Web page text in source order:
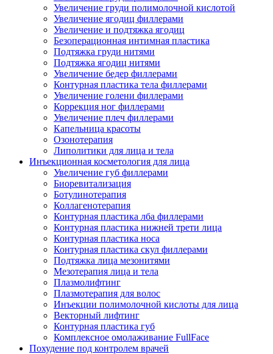
Увеличение груди полимолочной кислотой
Увеличение ягодиц филлерами
Увеличение и подтяжка ягодиц
Безоперационная интимная пластика
Подтяжка груди нитями
Подтяжка ягодиц нитями
Увеличение бедер филлерами
Контурная пластика тела филлерами
Увеличение голени филлерами
Коррекция ног филлерами
Увеличение плеч филлерами
Капельница красоты
Озонотерапия
Липолитики для лица и тела
Инъекционная косметология для лица
Увеличение губ филлерами
Биоревитализация
Ботулинотерапия
Коллагенотерапия
Контурная пластика лба филлерами
Контурная пластика нижней трети лица
Контурная пластика носа
Контурная пластика скул филлерами
Подтяжка лица мезонитями
Мезотерапия лица и тела
Плазмолифтинг
Плазмотерапия для волос
Инъекции полимолочной кислоты для лица
Векторный лифтинг
Контурная пластика губ
Комплексное омолаживание FullFace
Похудение под контролем врачей